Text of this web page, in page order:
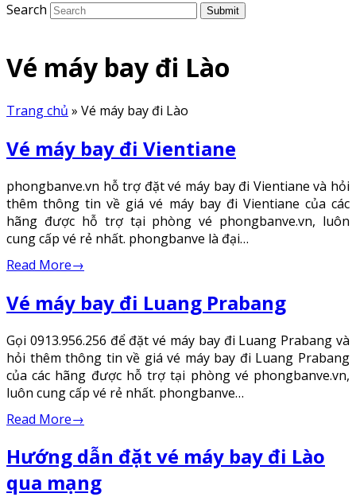
Search
Submit
Vé máy bay đi Lào
Trang chủ » Vé máy bay đi Lào
Vé máy bay đi Vientiane
phongbanve.vn hỗ trợ đặt vé máy bay đi Vientiane và hỏi
thêm thông tin về giá vé máy bay đi Vientiane của các
hãng được hỗ trợ tại phòng vé phongbanve.vn, luôn
cung cấp vé rẻ nhất. phongbanve là đại…
Read More→
Vé máy bay đi Luang Prabang
Gọi 0913.956.256 để đặt vé máy bay đi Luang Prabang và
hỏi thêm thông tin về giá vé máy bay đi Luang Prabang
của các hãng được hỗ trợ tại phòng vé phongbanve.vn,
luôn cung cấp vé rẻ nhất. phongbanve…
Read More→
Hướng dẫn đặt vé máy bay đi Lào
qua mạng